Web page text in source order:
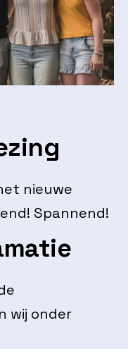
nieuwe
Spannend!
wij onder